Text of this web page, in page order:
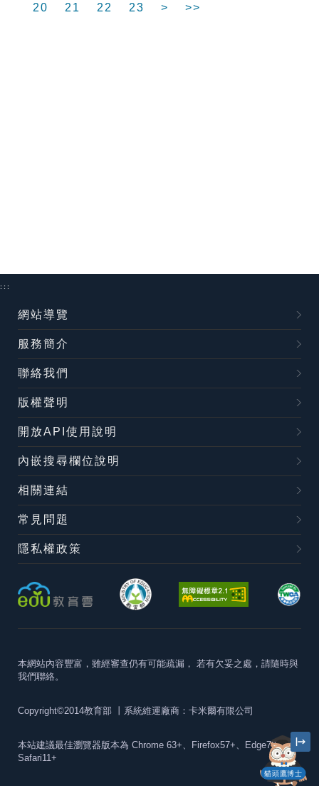
20
21 22 23 > >>
貓頭鷹博士
:::
網站導覽
服務簡介
聯絡我們
版權聲明
開放API使用說明
內嵌搜尋欄位說明
相關連結
常見問題
隱私權政策
本網站內容豐富，雖經審查仍有可能疏漏， 若有欠妥之處，請隨時與
我們聯絡。
Copyright©2014教育部 丨系統維運廠商：卡米爾有限公司
本站建議最佳瀏覽器版本為 Chrome 63+、Firefox57+、Edge79+及
Safari11+